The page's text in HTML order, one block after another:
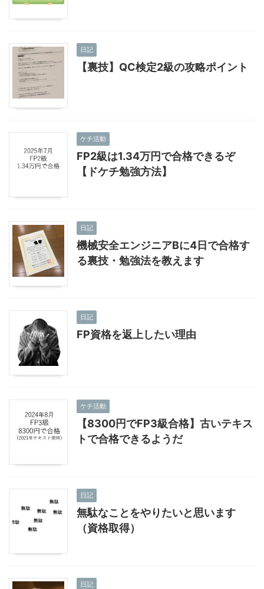
日記
【裏技】QC検定2級の攻略ポイント
ケチ活動
FP2級は1.34万円で合格できるぞ
【ドケチ勉強方法】
日記
機械安全エンジニアBに4日で合格す
る裏技・勉強法を教えます
日記
FP資格を返上したい理由
ケチ活動
【8300円でFP3級合格】古いテキス
トで合格できるようだ
日記
無駄なことをやりたいと思います
（資格取得）
日記